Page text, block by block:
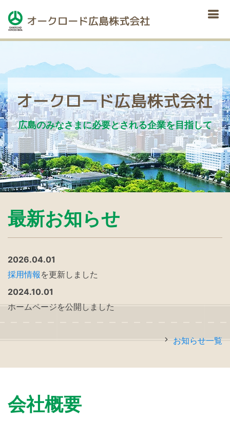
広島のみなさまに必要とされる企業を⽬指して
最新お知らせ
2026.04.01
採用情報 を更新しました
2024.10.01
ホームページを公開しました
お知らせ一覧
会社概要